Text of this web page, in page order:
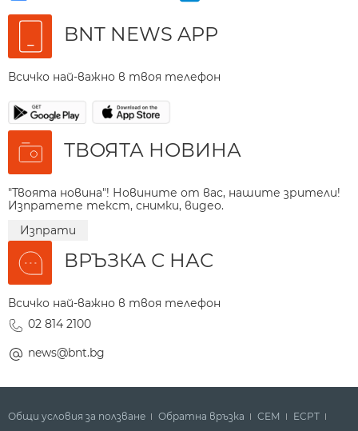
BNT NEWS APP
Всичко най-важно в твоя телефон
ТВОЯТА НОВИНА
"Твоята новина"! Новините от вас, нашите зрители!
Изпратете текст, снимки, видео.
Изпрати
ВРЪЗКА С НАС
Всичко най-важно в твоя телефон
02 814 2100
news@bnt.bg
Общи условия за ползване Обратна връзка СЕМ ECPT